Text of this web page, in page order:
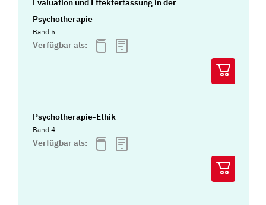
Evaluation und Effekterfassung in der
Psychotherapie
Band 5
Verfügbar als:
Psychotherapie-Ethik
Band 4
Verfügbar als: